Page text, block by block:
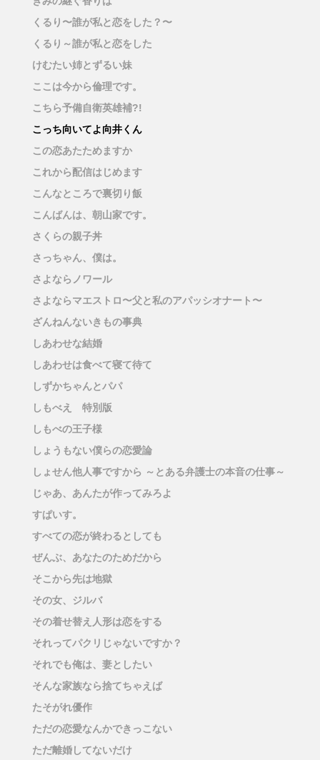
くるり〜誰が私と恋をした？〜
くるり～誰が私と恋をした
けむたい姉とずるい妹
ここは今から倫理です。
こちら予備自衛英雄補?!
こっち向いてよ向井くん
この恋あたためますか
これから配信はじめます
こんなところで裏切り飯
こんばんは、朝山家です。
さくらの親子丼
さっちゃん、僕は。
さよならノワール
さよならマエストロ〜父と私のアパッシオナート〜
ざんねんないきもの事典
しあわせな結婚
しあわせは食べて寝て待て
しずかちゃんとパパ
しもべえ 特別版
しもべの王子様
しょうもない僕らの恋愛論
しょせん他人事ですから ～とある弁護士の本音の仕事～
じゃあ、あんたが作ってみろよ
すぱいす。
すべての恋が終わるとしても
ぜんぶ、あなたのためだから
そこから先は地獄
その女、ジルバ
その着せ替え人形は恋をする
それってパクリじゃないですか？
それでも俺は、妻としたい
そんな家族なら捨てちゃえば
たそがれ優作
ただの恋愛なんかできっこない
ただ離婚してないだけ